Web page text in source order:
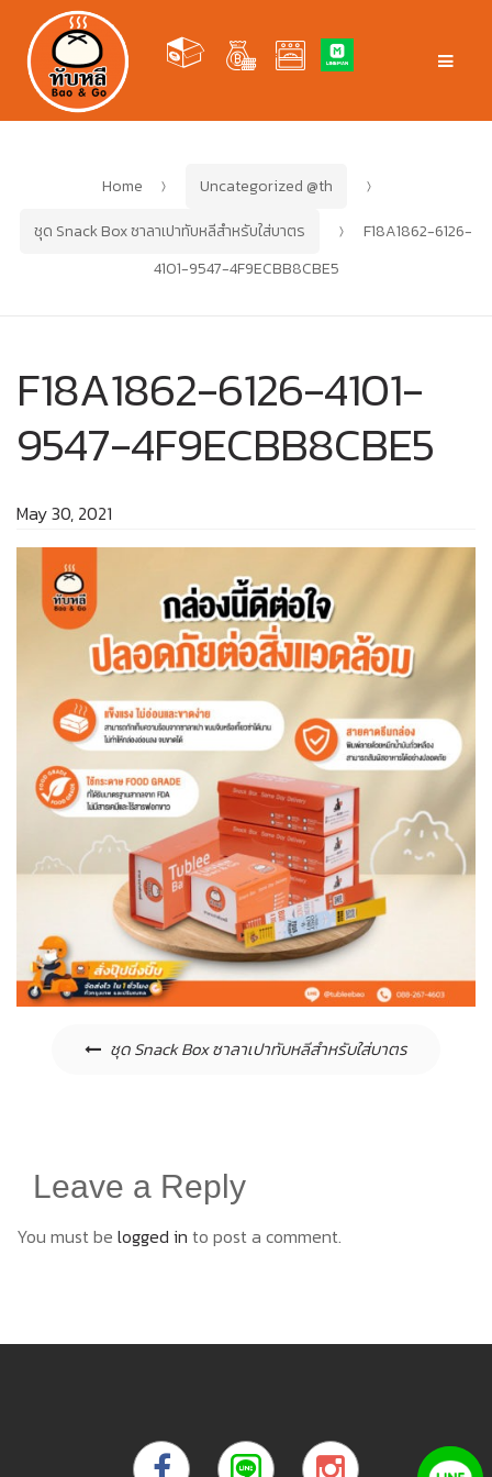
Skip
to
navigation
Skip
to
content
Home
Uncategorized @th
ชุด Snack Box ซาลาเปาทับหลีสำหรับใส่บาตร
F18A1862-6126-
4101-9547-4F9ECBB8CBE5
F18A1862-6126-4101-
9547-4F9ECBB8CBE5
May 30, 2021
ชุด Snack Box ซาลาเปาทับหลีสำหรับใส่บาตร
Leave a Reply
You must be logged in to post a comment.